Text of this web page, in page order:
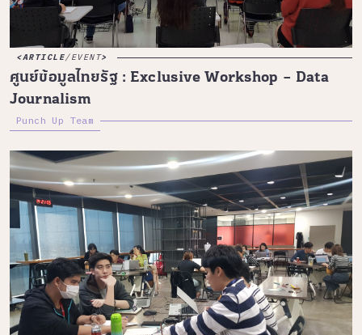
ARTICLE/EVENT
ศูนย์ข้อมูลไทยรัฐ : Exclusive Workshop – Data
Journalism
Punch Up Team